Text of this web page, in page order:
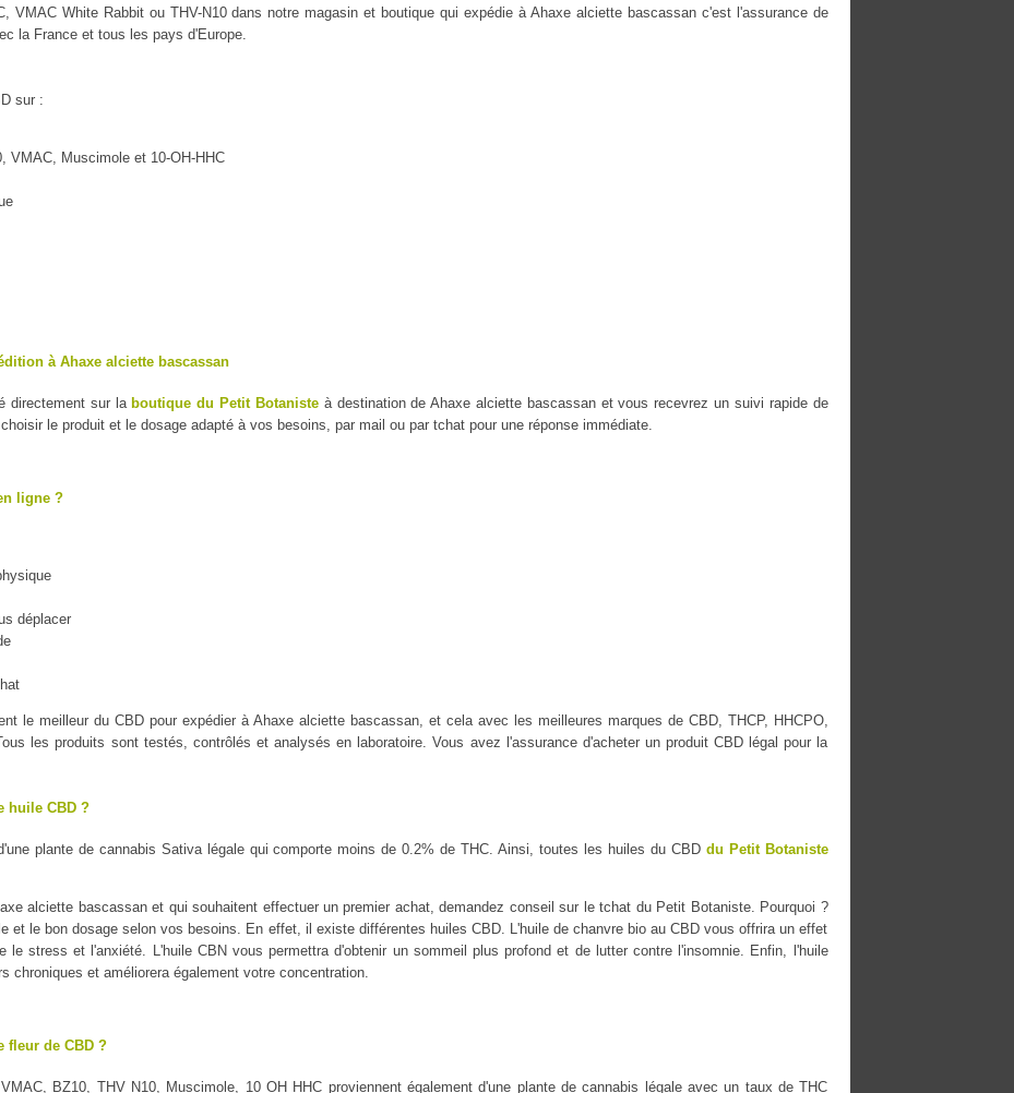
VMAC White Rabbit ou THV-N10 dans notre magasin et boutique qui expédie à Ahaxe alciette bascassan c'est l'assurance de
la France et tous les pays d'Europe.
sur :
VMAC, Muscimole et 10-OH-HHC
à Ahaxe alciette bascassan
directement sur la boutique du Petit Botanisteà destination de Ahaxe alciette bascassan et vous recevrez un suivi rapide de
le produit et le dosage adapté à vos besoins, par mail ou par tchat pour une réponse immédiate.
ligne ?
déplacer
le meilleur du CBD pour expédier à Ahaxe alciette bascassan, et cela avec les meilleures marques de CBD, THCP, HHCPO,
les produits sont testés, contrôlés et analysés en laboratoire. Vous avez l'assurance d'acheter un produit CBD légal pour la
huile CBD ?
plante de cannabis Sativa légale qui comporte moins de 0.2% de THC. Ainsi, toutes les huiles du CBD du Petit Botaniste
alciette bascassan et qui souhaitent effectuer un premier achat, demandez conseil sur le tchat du Petit Botaniste. Pourquoi ?
et le bon dosage selon vos besoins. En effet, il existe différentes huiles CBD. L'huile de chanvre bio au CBD vous offrira un effet
le stress et l'anxiété. L'huile CBN vous permettra d'obtenir un sommeil plus profond et de lutter contre l'insomnie. Enfin, l'huile
chroniques et améliorera également votre concentration.
fleur de CBD ?
BZ10, THV N10, Muscimole, 10 OH HHC proviennent également d'une plante de cannabis légale avec un taux de THC